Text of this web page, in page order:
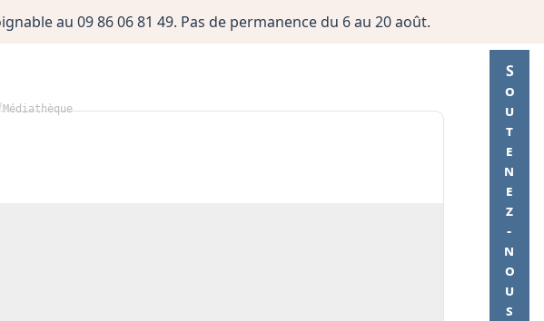
au 09 86 06 81 49. Pas de permanence du 6 au 20 août.
Soutenez-nous
Médiathèque